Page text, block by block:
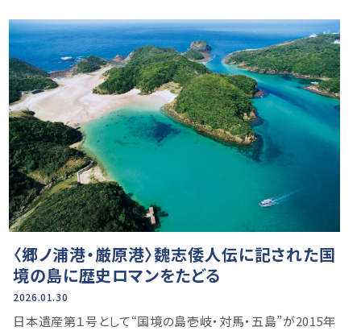
〈郷ノ浦港・厳原港〉魏志倭人伝に記された国
境の島に歴史ロマンをたどる
2026.01.30
日本遺産第１号として“国境の島壱岐・対馬・五島”が2015年